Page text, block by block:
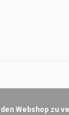
Webshop zu